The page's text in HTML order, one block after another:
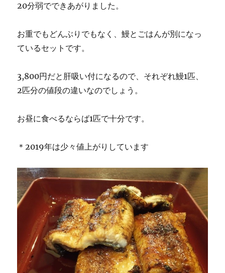
20分弱でできあがりました。
お重でもどんぶりでもなく、鰻とごはんが別になっ
ているセットです。
3,800円だと肝吸い付になるので、それぞれ鰻1匹、
2匹分の値段の違いなのでしょう。
お昼に食べるならば1匹で十分です。
＊2019年は少々値上がりしています